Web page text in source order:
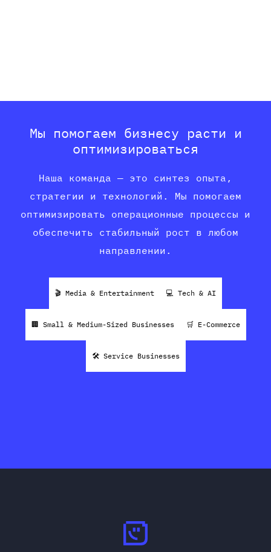
Мы помогаем бизнесу расти и
оптимизироваться
Наша команда — это синтез опыта,
стратегии и технологий. Мы помогаем
оптимизировать операционные процессы и
обеспечить стабильный рост в любом
направлении.
🎬 Media & Entertainment 💻 Tech & AI
🏢 Small & Medium-Sized Businesses 🛒 E-Commerce
🛠 Service Businesses